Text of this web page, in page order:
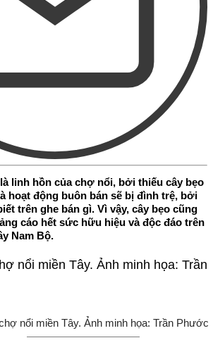
linh hồn của chợ nổi, bởi thiếu cây bẹo
hoạt động buôn bán sẽ bị đình trệ, bởi
trên ghe bán gì. Vì vậy, cây bẹo cũng
cáo hết sức hữu hiệu và độc đáo trên
Nam Bộ.
nổi miền Tây. Ảnh minh họa: Trần Phước